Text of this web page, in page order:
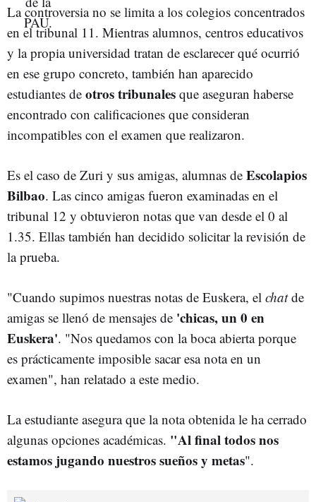
La controversia no se limita a los colegios concentrados
en el tribunal 11. Mientras alumnos, centros educativos
y la propia universidad tratan de esclarecer qué ocurrió
en ese grupo concreto, también han aparecido
estudiantes de otros tribunales que aseguran haberse
encontrado con calificaciones que consideran
incompatibles con el examen que realizaron.
Es el caso de Zuri y sus amigas, alumnas de Escolapios
Bilbao. Las cinco amigas fueron examinadas en el
tribunal 12 y obtuvieron notas que van desde el 0 al
1.35. Ellas también han decidido solicitar la revisión de
la prueba.
"Cuando supimos nuestras notas de Euskera, el chatde
amigas se llenó de mensajes de 'chicas, un 0 en
Euskera'. "Nos quedamos con la boca abierta porque
es prácticamente imposible sacar esa nota en un
examen", han relatado a este medio.
La estudiante asegura que la nota obtenida le ha cerrado
algunas opciones académicas. "Al final todos nos
estamos jugando nuestros sueños y metas".